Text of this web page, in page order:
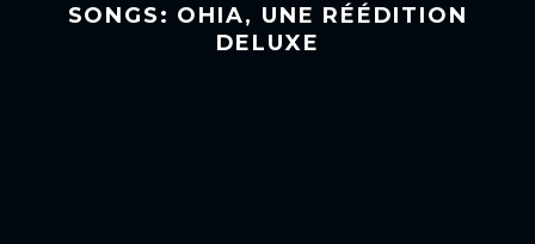
SONGS: OHIA, UNE RÉÉDITION
DELUXE